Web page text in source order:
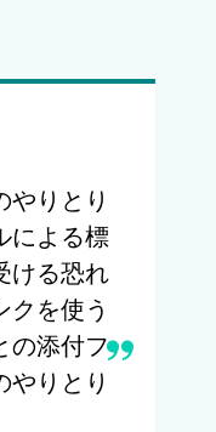
りとり
による標
ける恐れ
を使う
の添付フ
やりとり